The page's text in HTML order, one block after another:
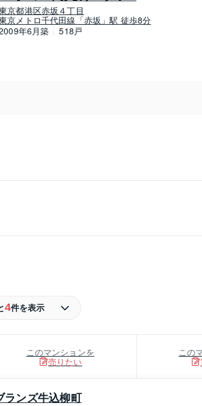
京都港区赤坂４丁目
京メトロ千代田線「赤坂」駅 徒歩8分
年6月築
518戸
4件を表示
このマンションを
売りたい
この
ランズ牛込柳町